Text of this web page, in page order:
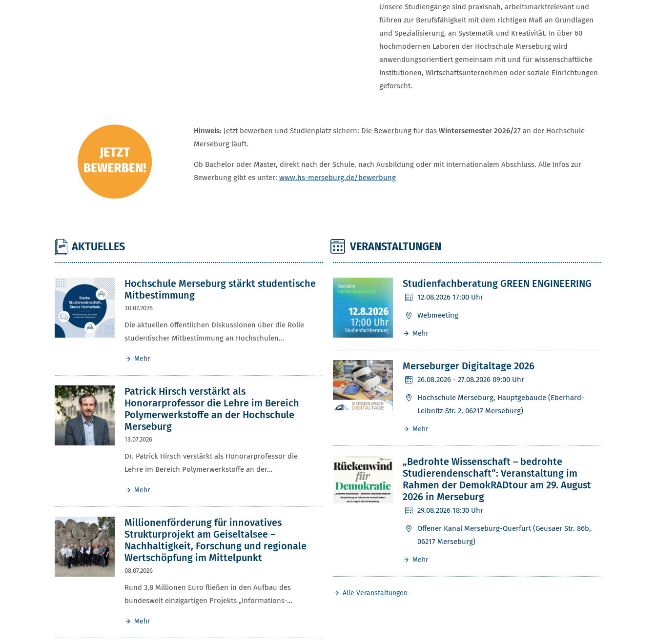
Unsere Studiengänge sind praxisnah, arbeitsmarktrelevant und
führen zur Berufsfähigkeit mit dem richtigen Maß an Grundlagen
und Spezialisierung, an Systematik und Kreativität. In über 60
hochmodernen Laboren der Hochschule Merseburg wird
anwendungsorientiert gemeinsam mit und für wissenschaftliche
Institutionen, Wirtschaftsunternehmen oder soziale Einrichtungen
geforscht.
Hinweis: Jetzt bewerben und Studienplatz sichern: Die Bewerbung für das Wintersemester 2026/27 an der Hochschule
Merseburg läuft.
Ob Bachelor oder Master, direkt nach der Schule, nach Ausbildung oder mit internationalem Abschluss. Alle Infos zur
Bewerbung gibt es unter: www.hs-merseburg.de/bewerbung
AKTUELLES UND VERANSTALTUNGEN
AKTUELLES
Hochschule Merseburg stärkt studentische
Mitbestimmung
30.07.2026
Die aktuellen öffentlichen Diskussionen über die Rolle
studentischer Mitbestimmung an Hochschulen…
Mehr
Patrick Hirsch verstärkt als
Honorarprofessor die Lehre im Bereich
Polymerwerkstoffe an der Hochschule
Merseburg
13.07.2026
Dr. Patrick Hirsch verstärkt als Honorarprofessor die
Lehre im Bereich Polymerwerkstoffe an der…
Mehr
Millionenförderung für innovatives
Strukturprojekt am Geiseltalsee –
Nachhaltigkeit, Forschung und regionale
Wertschöpfung im Mittelpunkt
08.07.2026
Rund 3,8 Millionen Euro fließen in den Aufbau des
bundesweit einzigartigen Projekts „Informations-…
Mehr
VERANSTALTUNGEN
Studienfachberatung GREEN ENGINEERING
12.08.2026 17:00 Uhr
Webmeeting
Mehr
Merseburger Digitaltage 2026
26.08.2026 - 27.08.2026 09:00 Uhr
Hochschule Merseburg, Hauptgebäude (Eberhard-
Leibnitz-Str. 2, 06217 Merseburg)
Mehr
„Bedrohte Wissenschaft – bedrohte
Studierendenschaft“: Veranstaltung im
Rahmen der DemokRADtour am 29. August
2026 in Merseburg
29.08.2026 18:30 Uhr
Offener Kanal Merseburg-Querfurt (Geusaer Str. 86b,
06217 Merseburg)
Mehr
Alle Veranstaltungen